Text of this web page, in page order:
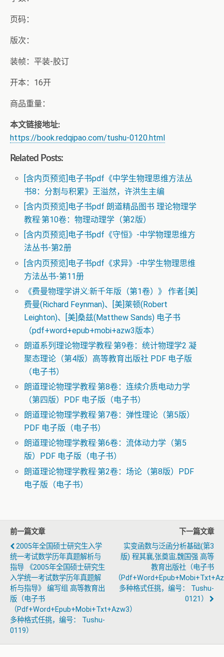
页码：
版次：
装帧：平装-胶订
开本：16开
商品重量：
本文链接地址:
https://book.redqipao.com/tushu-0120.html
Related Posts:
[含内页预览]电子书pdf《中学生物理思维方法丛
书8：分割与积累》王溢然，许洪生主编
[含内页预览]电子书pdf 朗道精品图书 理论物理学
教程·第10卷：物理动理学（第2版）
[含内页预览]电子书pdf《守恒》-中学物理思维方
法丛书-第2册
[含内页预览]电子书pdf《求异》-中学生物理思维
方法丛书-第11册
《费曼物理学讲义:新千年版（第1卷）》 作者:[美]
费曼(Richard Feynman)、[美]莱顿(Robert
Leighton)、[美]桑兹(Matthew Sands) 电子书
（pdf+word+epub+mobi+azw3版本）
朗道系列理论物理学教程·第9卷：统计物理学2 凝
聚态理论（第4版）高等教育出版社 PDF 电子版
（电子书）
朗道理论物理学教程·第8卷：连续介质电动力学
（第四版）PDF 电子版（电子书）
朗道理论物理学教程·第7卷：弹性理论（第5版）
PDF 电子版（电子书）
朗道理论物理学教程·第6卷：流体动力学（第5
版）PDF 电子版（电子书）
朗道理论物理学教程·第2卷：场论（第8版）PDF
电子版（电子书）
前一篇文章
2005年全国硕士研究生入学
统一考试数学历年真题解析与
指导 《2005年全国硕士研究生
入学统一考试数学历年真题解
析与指导》 编写组 高等教育出
版（电子书
（pdf+word+epub+mobi+txt+azw3）
多种格式任挑，编号： Tushu-
0119）
下一篇文章
实变函数与泛函分析基础(第3
版) 程其襄,张奠宙,魏国强 高等
教育出版社（电子书
（
多种格式任挑，编号： Tushu-
0121）